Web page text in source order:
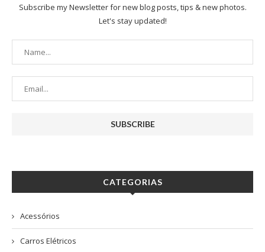
Subscribe my Newsletter for new blog posts, tips & new photos.
Let's stay updated!
CATEGORIAS
Acessórios
Carros Elétricos